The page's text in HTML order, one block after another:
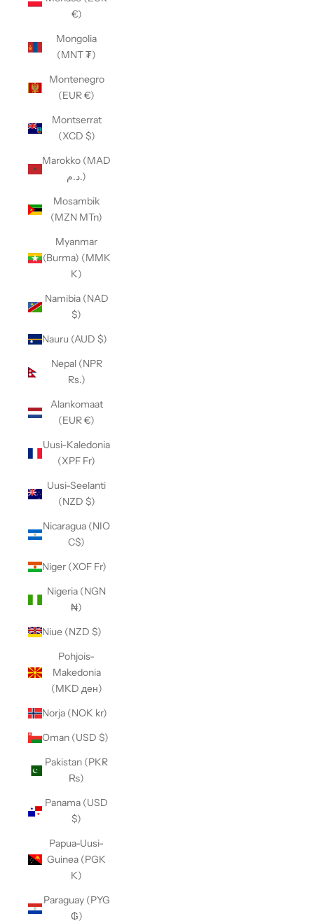
€)
Mongolia
(MNT ₮)
Montenegro
(EUR €)
Montserrat
(XCD $)
Marokko (MAD
د.م.)
Mosambik
(MZN MTn)
Myanmar
(Burma) (MMK
K)
Namibia (NAD
$)
Nauru (AUD $)
Nepal (NPR
Rs.)
Alankomaat
(EUR €)
Uusi-Kaledonia
(XPF Fr)
Uusi-Seelanti
(NZD $)
Nicaragua (NIO
C$)
Niger (XOF Fr)
Nigeria (NGN
₦)
Niue (NZD $)
Pohjois-
Makedonia
(MKD ден)
Norja (NOK kr)
Oman (USD $)
Pakistan (PKR
₨)
Panama (USD
$)
Papua-Uusi-
Guinea (PGK
K)
Paraguay (PYG
₲)